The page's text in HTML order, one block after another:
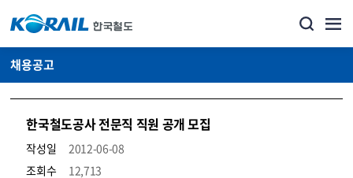
채용공고
한국철도공사 전문직 직원 공개 모집
작성일
2012-06-08
조회수
12,713